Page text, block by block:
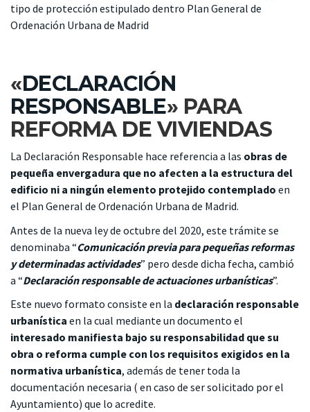
tipo de protección estipulado dentro Plan General de
Ordenación Urbana de Madrid
«DECLARACIÓN
RESPONSABLE» PARA
REFORMA DE VIVIENDAS
La Declaración Responsable hace referencia a las obras de
pequeña envergadura que no afecten a la estructura del
edificio ni a ningún elemento protejido contemplado en
el Plan General de Ordenación Urbana de Madrid.
Antes de la nueva ley de octubre del 2020, este trámite se
denominaba “Comunicación previa para pequeñas reformas
y determinadas actividades” pero desde dicha fecha, cambió
a “Declaración responsable de actuaciones urbanísticas”.
Este nuevo formato consiste en la declaración responsable
urbanística en la cual mediante un documento el
interesado manifiesta bajo su responsabilidad que su
obra o reforma cumple con los requisitos exigidos en la
normativa urbanística, además de tener toda la
documentación necesaria ( en caso de ser solicitado por el
Ayuntamiento) que lo acredite.